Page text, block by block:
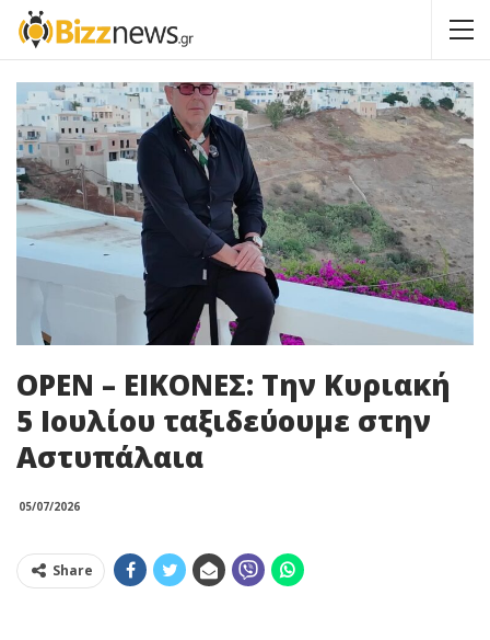
OPEN – ΕΙΚΟΝΕΣ: Την Κυριακή
5 Ιουλίου ταξιδεύουμε στην
Αστυπάλαια
05/07/2026
Share